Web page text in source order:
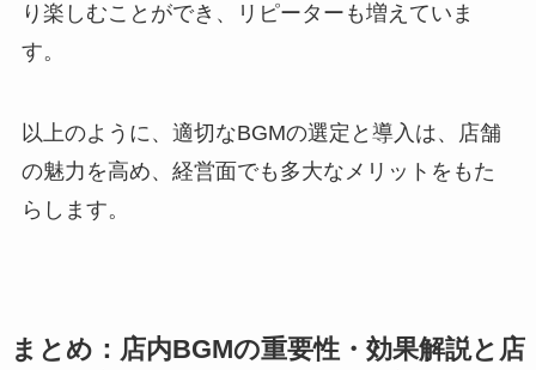
り楽しむことができ、リピーターも増えていま
す。
以上のように、適切なBGMの選定と導入は、店舗
の魅力を高め、経営面でも多大なメリットをもた
らします。
まとめ：店内BGMの重要性・効果解説と店